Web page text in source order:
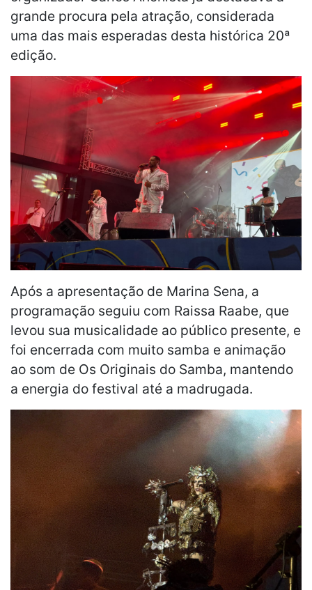
grande procura pela atração, considerada
uma das mais esperadas desta histórica 20ª
edição.
Após a apresentação de Marina Sena, a
programação seguiu com Raissa Raabe, que
levou sua musicalidade ao público presente, e
foi encerrada com muito samba e animação
ao som de Os Originais do Samba, mantendo
a energia do festival até a madrugada.